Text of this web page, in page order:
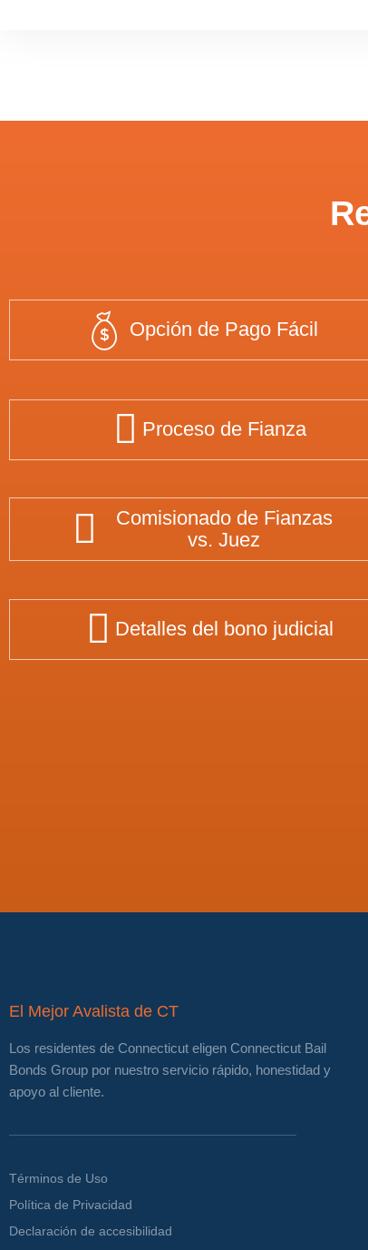
Opción de Pago Fácil
Proceso de Fianza
Comisionado de Fianzas
vs. Juez
Detalles del bono judicial
El Mejor Avalista de CT
Los residentes de Connecticut eligen Connecticut Bail
Bonds Group por nuestro servicio rápido, honestidad y
apoyo al cliente.
Términos de Uso
Política de Privacidad
Declaración de accesibilidad